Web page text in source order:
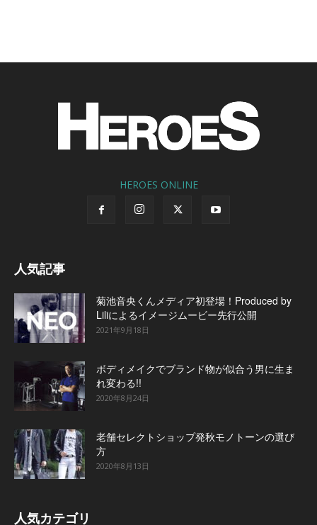
HEROES ONLINE
人気記事
菊池音央くんメディア初登場！Produced by
Liliによるイメージムービー先行公開
2021年9月18日
ボディメイクでブランド物が似合う男に生ま
れ変わる!!
2020年8月24日
老舗セレクトショップ発秋モノトーンの選び
方
2020年8月13日
人気カテゴリ